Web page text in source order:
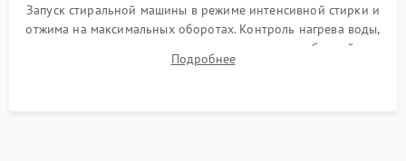
Запуск стиральной машины в режиме интенсивной стирки и
отжима на максимальных оборотах. Контроль нагрева воды,
корректности слива, отсутствия излишних вибраций,
посторонних стуков и протечек под корпусом.
Подробнее